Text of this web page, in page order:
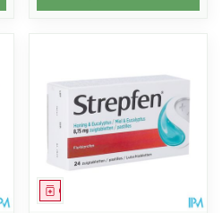
Geneesmiddel